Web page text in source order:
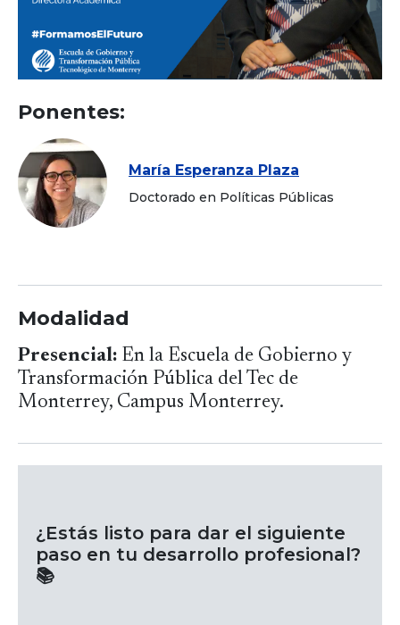
Ponentes:
María Esperanza Plaza
Doctorado en Políticas Públicas
Modalidad
Presencial: En la Escuela de Gobierno y
Transformación Pública del Tec de
Monterrey, Campus Monterrey.
¿Estás listo para dar el siguiente
paso en tu desarrollo profesional?
📚